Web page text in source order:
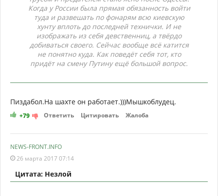
Когда у России была прямая обязанность войти
туда и развешать по фонарям всю киевскую
хунту вплоть до последней технички. И не
изображать из себя девственниц, а твёрдо
добиваться своего. Сейчас вообще всё катится
не понятно куда. Как поведёт себя тот, кто
придёт на смену Путину ещё большой вопрос.
Пиздабол.На шахте он работает.)))Мышкоблудец.
+79 Ответить Цитировать Жалоба
NEWS-FRONT.INFO
26 марта 2017 07:14
Цитата: Незлой